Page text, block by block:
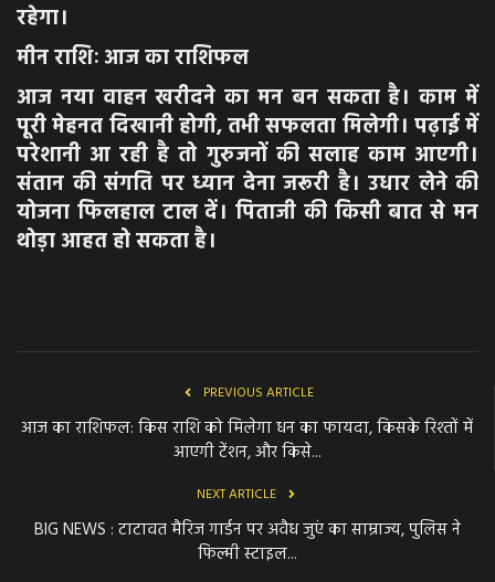
रहेगा।
मीन राशिः आज का राशिफल
आज नया वाहन खरीदने का मन बन सकता है। काम में
पूरी मेहनत दिखानी होगी, तभी सफलता मिलेगी। पढ़ाई में
परेशानी आ रही है तो गुरुजनों की सलाह काम आएगी।
संतान की संगति पर ध्यान देना जरूरी है। उधार लेने की
योजना फिलहाल टाल दें। पिताजी की किसी बात से मन
थोड़ा आहत हो सकता है।
PREVIOUS ARTICLE
आज का राशिफल: किस राशि को मिलेगा धन का फायदा, किसके रिश्तों में
आएगी टेंशन, और किसे...
NEXT ARTICLE
BIG NEWS : टाटावत मैरिज गार्डन पर अवैध जुएं का साम्राज्य, पुलिस ने
फिल्मी स्टाइल...